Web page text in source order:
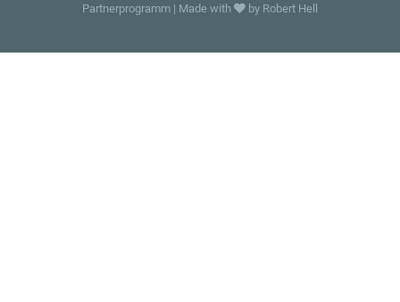
Partnerprogramm | Made with by Robert Hell